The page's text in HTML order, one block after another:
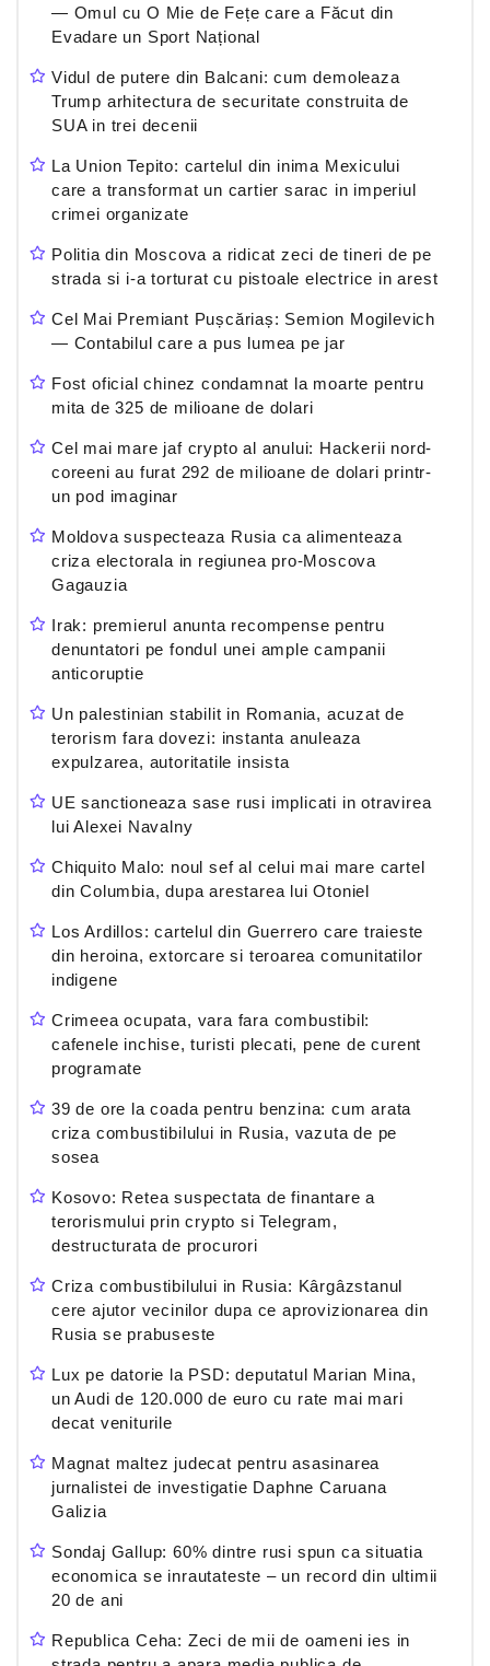
— Omul cu O Mie de Fețe care a Făcut din
Evadare un Sport Național
Vidul de putere din Balcani: cum demoleaza
Trump arhitectura de securitate construita de
SUA in trei decenii
La Union Tepito: cartelul din inima Mexicului
care a transformat un cartier sarac in imperiul
crimei organizate
Politia din Moscova a ridicat zeci de tineri de pe
strada si i-a torturat cu pistoale electrice in arest
Cel Mai Premiant Pușcăriaș: Semion Mogilevich
— Contabilul care a pus lumea pe jar
Fost oficial chinez condamnat la moarte pentru
mita de 325 de milioane de dolari
Cel mai mare jaf crypto al anului: Hackerii nord-
coreeni au furat 292 de milioane de dolari printr-
un pod imaginar
Moldova suspecteaza Rusia ca alimenteaza
criza electorala in regiunea pro-Moscova
Gagauzia
Irak: premierul anunta recompense pentru
denuntatori pe fondul unei ample campanii
anticoruptie
Un palestinian stabilit in Romania, acuzat de
terorism fara dovezi: instanta anuleaza
expulzarea, autoritatile insista
UE sanctioneaza sase rusi implicati in otravirea
lui Alexei Navalny
Chiquito Malo: noul sef al celui mai mare cartel
din Columbia, dupa arestarea lui Otoniel
Los Ardillos: cartelul din Guerrero care traieste
din heroina, extorcare si teroarea comunitatilor
indigene
Crimeea ocupata, vara fara combustibil:
cafenele inchise, turisti plecati, pene de curent
programate
39 de ore la coada pentru benzina: cum arata
criza combustibilului in Rusia, vazuta de pe
sosea
Kosovo: Retea suspectata de finantare a
terorismului prin crypto si Telegram,
destructurata de procurori
Criza combustibilului in Rusia: Kârgâzstanul
cere ajutor vecinilor dupa ce aprovizionarea din
Rusia se prabuseste
Lux pe datorie la PSD: deputatul Marian Mina,
un Audi de 120.000 de euro cu rate mai mari
decat veniturile
Magnat maltez judecat pentru asasinarea
jurnalistei de investigatie Daphne Caruana
Galizia
Sondaj Gallup: 60% dintre rusi spun ca situatia
economica se inrautateste – un record din ultimii
20 de ani
Republica Ceha: Zeci de mii de oameni ies in